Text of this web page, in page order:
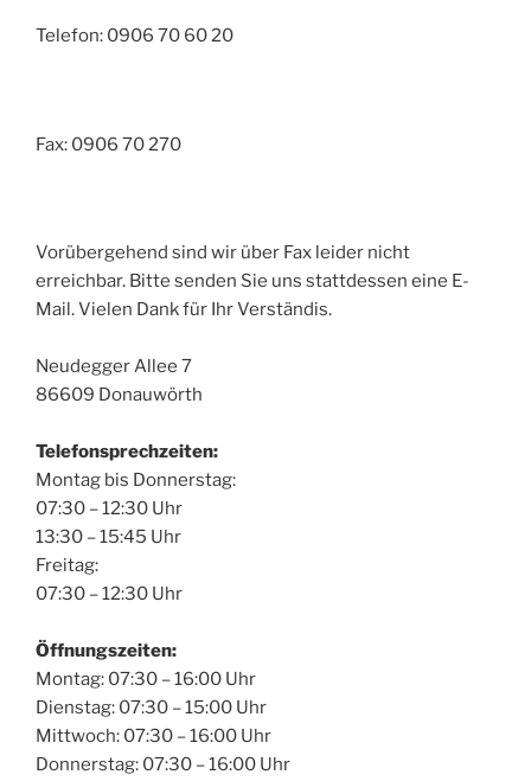
Telefon: 0906 70 60 20
Fax: 0906 70 270
Vorübergehend sind wir über Fax leider nicht
erreichbar. Bitte senden Sie uns stattdessen eine E-
Mail. Vielen Dank für Ihr Verständis.
Neudegger Allee 7
86609 Donauwörth
Telefonsprechzeiten:
Montag bis Donnerstag:
07:30 – 12:30 Uhr
13:30 – 15:45 Uhr
Freitag:
07:30 – 12:30 Uhr
Öffnungszeiten:
Montag: 07:30 – 16:00 Uhr
Dienstag: 07:30 – 15:00 Uhr
Mittwoch: 07:30 – 16:00 Uhr
Donnerstag: 07:30 – 16:00 Uhr